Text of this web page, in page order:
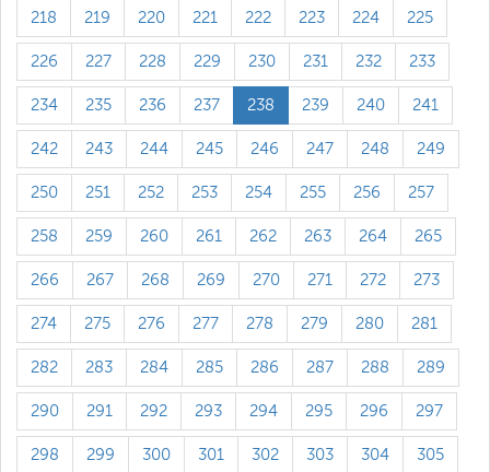
218 219 220 221 222 223 224 225
226 227 228 229 230 231 232 233
234 235 236 237 238 239 240 241
242 243 244 245 246 247 248 249
250 251 252 253 254 255 256 257
258 259 260 261 262 263 264 265
266 267 268 269 270 271 272 273
274 275 276 277 278 279 280 281
282 283 284 285 286 287 288 289
290 291 292 293 294 295 296 297
298 299 300 301 302 303 304 305